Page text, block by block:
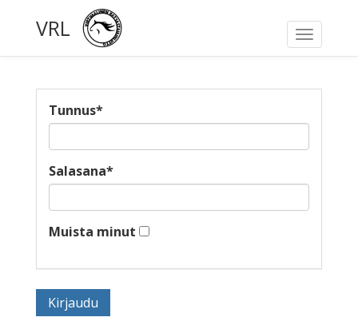
Toggle
VRL
Tunnus*
Salasana*
Muista minut